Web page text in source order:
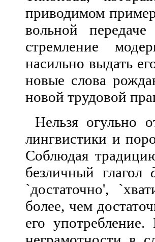
приводимом
вольной
стремление
насильно выдать
новые слова
новой трудовой
Нельзя огульно
лингвистики и
Соблюдая
безличный глагол
`достаточно',
более, чем
его